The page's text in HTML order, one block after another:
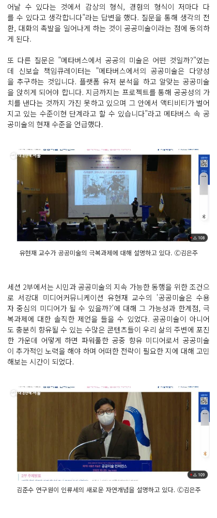
어날 수 있다는 것에서 감상의 형식, 경험의 형식이 저마다 다
를 수 있다고 생각합니다"라는 답변을 했다. 질문을 통해 생각의 전
환, 대화의 촉발을 일어나게 하는 것이 공공미술이라는 점에 동의하
게 된다.
또 다른 질문은 "메타버스에서 공공의 미술은 어떤 것일까?"였는
데 신보슬 책임큐레이터는 "메타버스에서의 공공미술은 다양성
을 추구하는 것입니다. 플랫폼 유저 분석을 하고 알맞는 공공미술
을 앉히게 되어야 합니다. 지금까지는 프로젝트를 통해 공공성의 가
치를 낸다는 것까지 가진 못하고 있으며 그 안에서 액티비티가 벌어
지고 있는 수준이현 단계라고 할 수 있습니다"라고 메타버스 속 공
공미술의 현재 수준을 언급했다.
유현재 교수가 공공미술의 극복과제에 대해 설명하고 있다. Ⓒ김은주
세션 2부에서는 시민과 공공미술의 지속 가능한 동행을 위한 조건으
로 서강대 미디어커뮤니케이션 유현재 교수의 '공공미술은 수용
자 중심의 미디어가 될 수 있을까?'에 대해 그 가능성과 한계점, 극
복과제에 대한 솔직한 제언을 들을 수 있었다. 공공미술이 아니어
도 충분히 향유될 수 있는 수많은 콘텐츠들이 우리 삶의 주변에 포진
한 가운데 어떻게 하면 파워풀한 공중 향유 미디어로서 공공미술
이 추가적인 노력을 해야 하며 어떠한 전략이 필요한 지에 대해 고민
해보는 시간이 되었다.
김준수 연구원이 인류세의 새로운 자연개념을 설명하고 있다. Ⓒ김은주